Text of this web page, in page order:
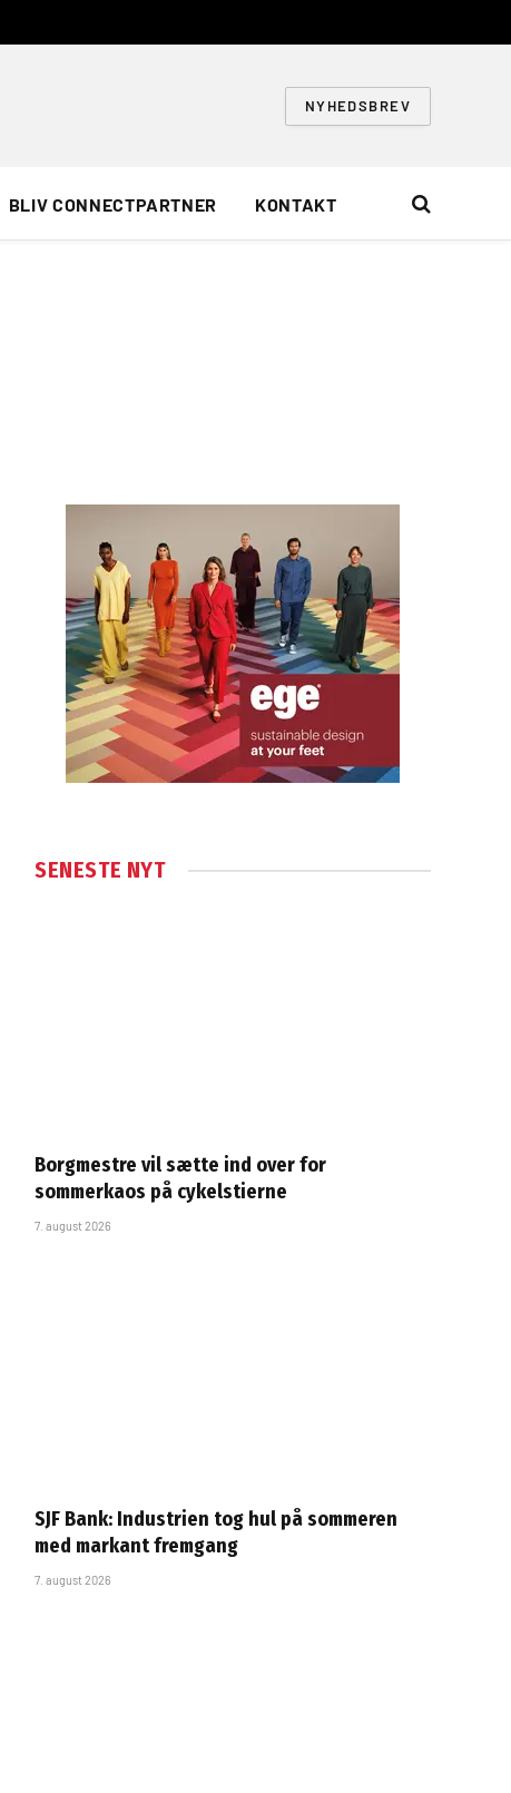
NYHEDSBREV
BLIV CONNECTPARTNER KONTAKT
SENESTE NYT
Borgmestre vil sætte ind over for
sommerkaos på cykelstierne
7. august 2026
SJF Bank: Industrien tog hul på sommeren
med markant fremgang
7. august 2026